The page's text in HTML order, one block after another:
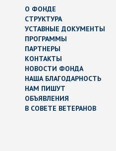
О ФОНДЕ
СТРУКТУРА
УСТАВНЫЕ ДОКУМЕНТЫ
ПРОГРАММЫ
ПАРТНЕРЫ
КОНТАКТЫ
НОВОСТИ ФОНДА
НАША БЛАГОДАРНОСТЬ
НАМ ПИШУТ
ОБЪЯВЛЕНИЯ
В СОВЕТЕ ВЕТЕРАНОВ